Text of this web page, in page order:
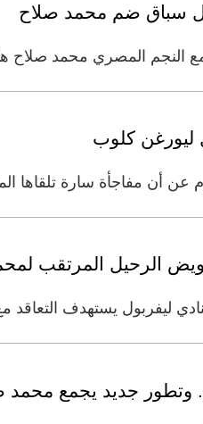
سباق ضم محمد صلاح
مع النجم المصري محمد
ليورغن كلوب
عن أن مفاجأة سارة تلقاها
الرحيل المرتقب
ليفربول يستهدف التعاقد مع
وتطور جديد يجمع